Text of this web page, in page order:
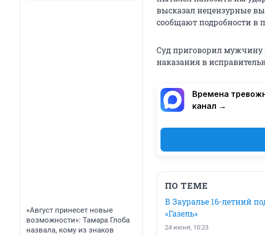
«Август принесет новые
возможности»: Тамара Глоба
назвала, кому из знаков
высказал нецензурные
сообщают подробности в
Суд приговорил мужчину
наказания в
Времена
канал →
ПО ТЕМЕ
В Зауралье 16-летний
«Газель»
24 июня, 10:23